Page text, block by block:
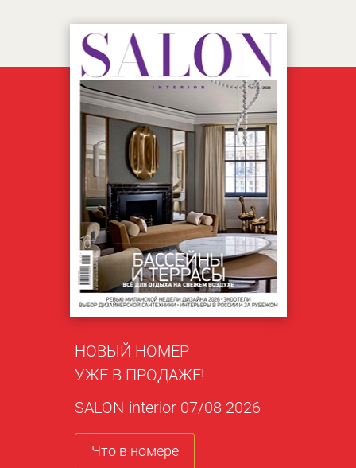
НОВЫЙ НОМЕР
УЖЕ В ПРОДАЖЕ!
SALON-interior 07/08 2026
Что в номере